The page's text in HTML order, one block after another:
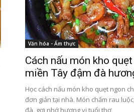
Văn hóa - Ẩm thực
Cách nấu món kho
miền Tây đậm đà
Học cách nấu món kho quẹt ngon
đơn giản tại nhà. Món chấm rau
đà, gợi nhớ hương vị tuổi thơ